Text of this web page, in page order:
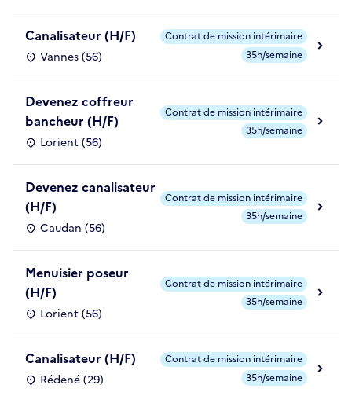
Canalisateur (H/F)
Vannes (56)
Contrat de mission intérimaire
35h/semaine
Devenez coffreur
bancheur (H/F)
Lorient (56)
Contrat de mission intérimaire
35h/semaine
Devenez canalisateur
(H/F)
Caudan (56)
Contrat de mission intérimaire
35h/semaine
Menuisier poseur
(H/F)
Lorient (56)
Contrat de mission intérimaire
35h/semaine
Canalisateur (H/F)
Rédené (29)
Contrat de mission intérimaire
35h/semaine